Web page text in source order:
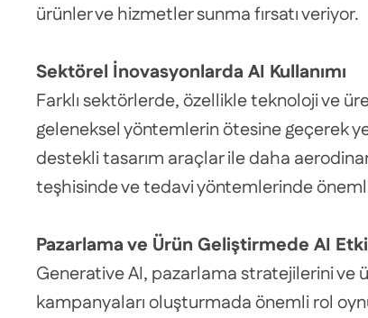
ürünler ve hizmetler sunma fırsatı veriyor.
Sektörel İnovasyonlarda AI Kullanımı
Farklı sektörlerde, özellikle teknoloji ve
geleneksel yöntemlerin ötesine geçerek
destekli tasarım araçlar ile daha
teşhisinde ve tedavi yöntemlerinde
Pazarlama ve Ürün Geliştirmede AI
Generative AI, pazarlama stratejilerini ve
kampanyaları oluşturmada önemli rol